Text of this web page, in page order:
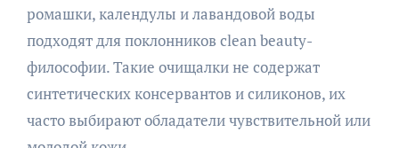
ромашки, календулы и лавандовой воды
подходят для поклонников clean beauty-
философии. Такие очищалки не содержат
синтетических консервантов и силиконов, их
часто выбирают обладатели чувствительной или